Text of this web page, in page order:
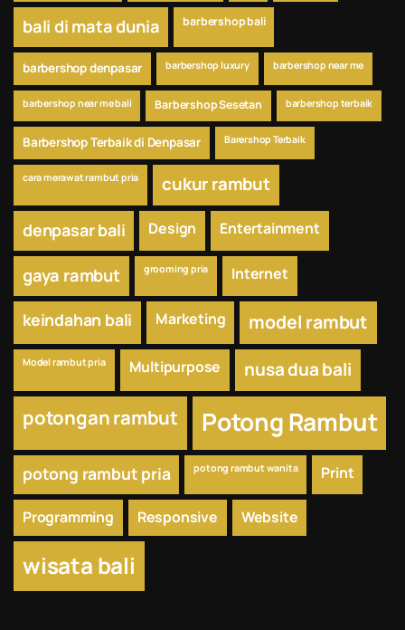
bali di mata dunia barbershop bali
barbershop denpasar barbershop luxury barbershop near me
barbershop near me bali Barbershop Sesetan barbershop terbaik
Barbershop Terbaik di Denpasar Barershop Terbaik
cara merawat rambut pria cukur rambut
denpasar bali Design Entertainment
gaya rambut grooming pria Internet
keindahan bali Marketing model rambut
Model rambut pria Multipurpose nusa dua bali
potongan rambut Potong Rambut
potong rambut pria potong rambut wanita Print
Programming Responsive Website
wisata bali